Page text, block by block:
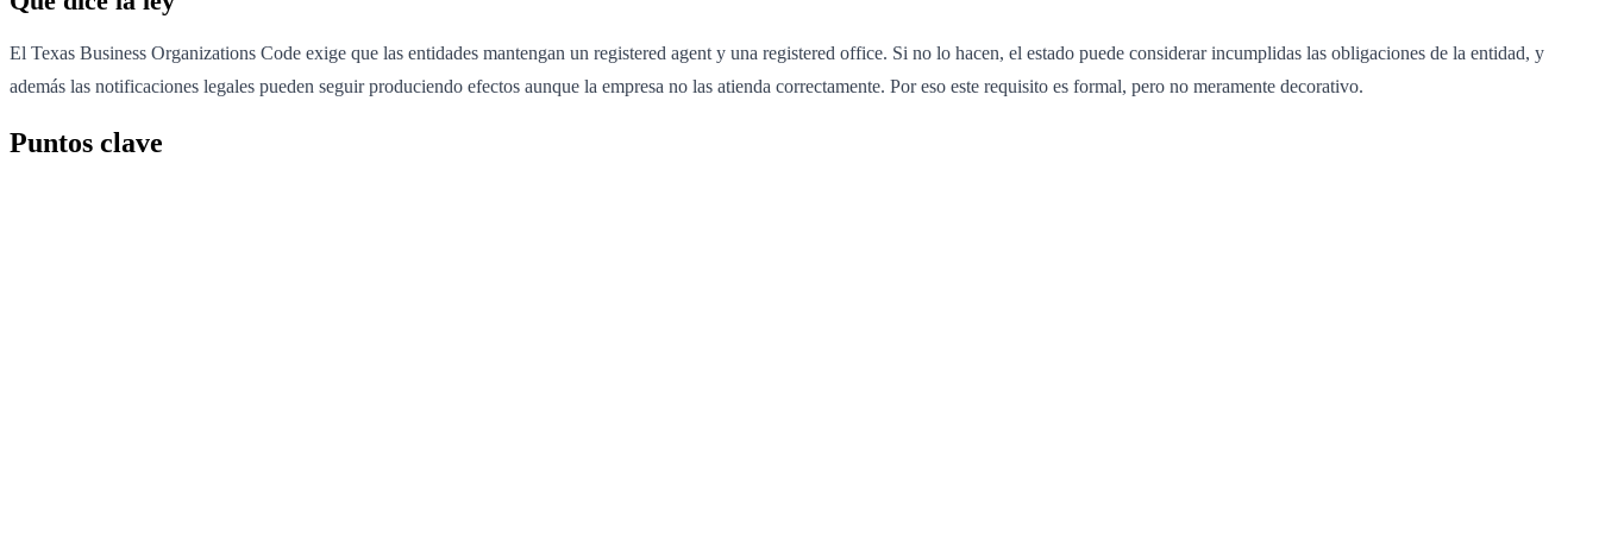
El Texas Business Organizations Code exige que las entidades mantengan un registered agent y una registered office. Si no lo hacen, el estado puede considerar incumplidas las obligaciones de la entidad, y
además las notificaciones legales pueden seguir produciendo efectos aunque la empresa no las atienda correctamente. Por eso este requisito es formal, pero no meramente decorativo.
Puntos clave